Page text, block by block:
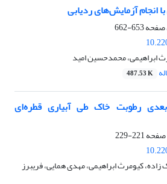
آزمایش‌های ردیابی
653-662
ابراهیمی، محمدحسین امید
487.53 K
رطوبت خاک طی آبیاری قطره‌ای
221-229
کیومرث ابراهیمی، مهدی همایی، فریبرز